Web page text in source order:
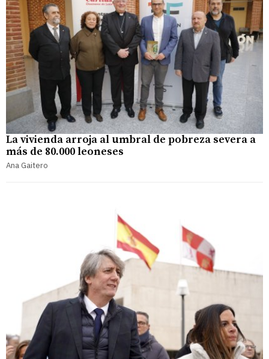
La vivienda arroja al umbral de pobreza severa a
más de 80.000 leoneses
Ana Gaitero